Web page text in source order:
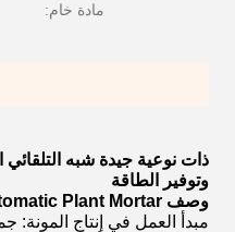
مادة خام:
ذات نوعية جيدة شبه
وتوفير الطاقة
وصف MG-Semi Dry Automatic Plant Mortar:
مبدأ العمل في إنتاج المونة: